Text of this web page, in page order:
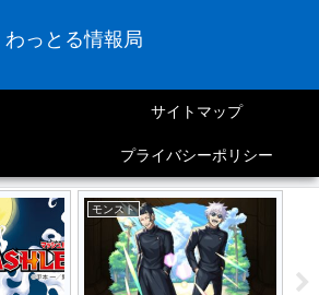
わっとる情報局
サイトマップ
プライバシーポリシー
モンスト